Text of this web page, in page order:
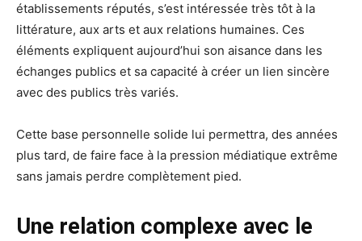
établissements réputés, s’est intéressée très tôt à la
littérature, aux arts et aux relations humaines. Ces
éléments expliquent aujourd’hui son aisance dans les
échanges publics et sa capacité à créer un lien sincère
avec des publics très variés.
Cette base personnelle solide lui permettra, des années
plus tard, de faire face à la pression médiatique extrême
sans jamais perdre complètement pied.
Une relation complexe avec le